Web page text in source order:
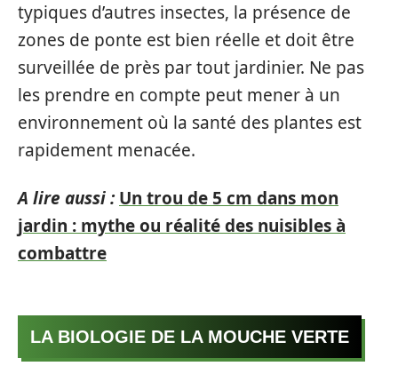
typiques d’autres insectes, la présence de
zones de ponte est bien réelle et doit être
surveillée de près par tout jardinier. Ne pas
les prendre en compte peut mener à un
environnement où la santé des plantes est
rapidement menacée.
A lire aussi : Un trou de 5 cm dans mon
jardin : mythe ou réalité des nuisibles à
combattre
LA BIOLOGIE DE LA MOUCHE VERTE